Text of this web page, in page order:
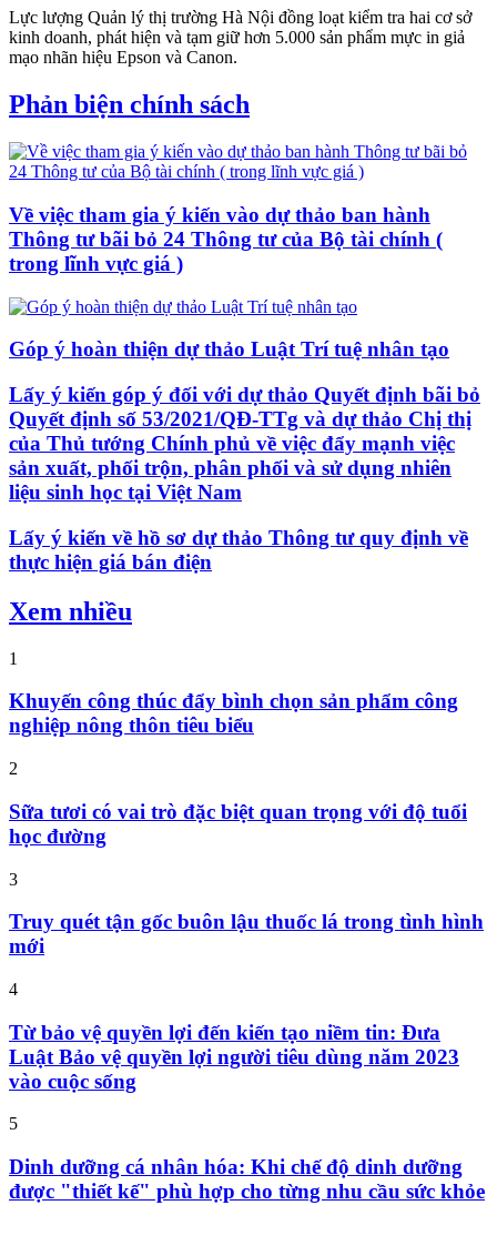
Lực lượng Quản lý thị trường Hà Nội đồng loạt kiểm tra hai cơ sở
kinh doanh, phát hiện và tạm giữ hơn 5.000 sản phẩm mực in giả
mạo nhãn hiệu Epson và Canon.
Phản biện chính sách
Về việc tham gia ý kiến vào dự thảo ban hành
Thông tư bãi bỏ 24 Thông tư của Bộ tài chính (
trong lĩnh vực giá )
Góp ý hoàn thiện dự thảo Luật Trí tuệ nhân tạo
Lấy ý kiến góp ý đối với dự thảo Quyết định bãi bỏ
Quyết định số 53/2021/QĐ-TTg và dự thảo Chị thị
của Thủ tướng Chính phủ về việc đẩy mạnh việc
sản xuất, phối trộn, phân phối và sử dụng nhiên
liệu sinh học tại Việt Nam
Lấy ý kiến về hồ sơ dự thảo Thông tư quy định về
thực hiện giá bán điện
Xem nhiều
1
Khuyến công thúc đẩy bình chọn sản phẩm công
nghiệp nông thôn tiêu biểu
2
Sữa tươi có vai trò đặc biệt quan trọng với độ tuổi
học đường
3
Truy quét tận gốc buôn lậu thuốc lá trong tình hình
mới
4
Từ bảo vệ quyền lợi đến kiến tạo niềm tin: Đưa
Luật Bảo vệ quyền lợi người tiêu dùng năm 2023
vào cuộc sống
5
Dinh dưỡng cá nhân hóa: Khi chế độ dinh dưỡng
được "thiết kế" phù hợp cho từng nhu cầu sức khỏe